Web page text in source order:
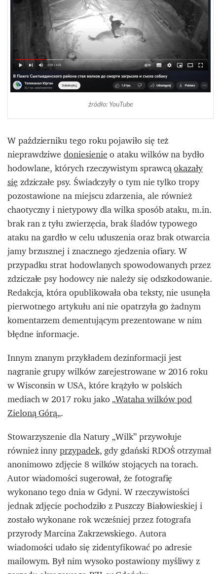
źródło: YouTube
W październiku tego roku pojawiło się też
nieprawdziwedoniesienieo ataku wilków na bydło
hodowlane, których rzeczywistym sprawcąokazały
sięzdziczałe psy. Świadczyły o tym nie tylko tropy
pozostawione na miejscu zdarzenia, ale również
chaotyczny i nietypowy dla wilka sposób ataku, m.in.
brak ran z tyłu zwierzęcia, brak śladów typowego
ataku na gardło w celu uduszenia oraz brak otwarcia
jamy brzusznej i znacznego zjedzenia ofiary. W
przypadku strat hodowlanych spowodowanych przez
zdziczałe psy hodowcy nie należy się odszkodowanie.
Redakcja, która opublikowała oba teksty, nie usunęła
pierwotnego artykułu ani nie opatrzyła go żadnym
komentarzem dementującym prezentowane w nim
błędne informacje.
Innym znanym przykładem dezinformacji jest
nagranie grupy wilków zarejestrowane w 2016 roku
w Wisconsin w USA, które krążyło w polskich
mediach w 2017 roku jako „Wataha wilków pod
Zieloną Górą„.
Stowarzyszenie dla Natury „Wilk” przywołuje
również innyprzypadek,gdy gdański RDOŚ otrzymał
anonimowo zdjęcie 8 wilków stojących na torach.
Autor wiadomości sugerował, że fotografię
wykonano tego dnia w Gdyni. W rzeczywistości
jednak zdjęcie pochodziło z Puszczy Białowieskiej i
zostało wykonane rok wcześniej przez fotografa
przyrody Marcina Zakrzewskiego. Autora
wiadomości udało się zidentyfikować po adresie
mailowym. Był nim wysoko postawiony myśliwy z